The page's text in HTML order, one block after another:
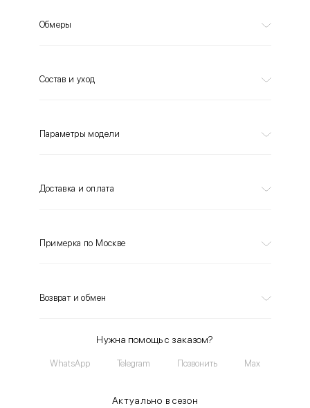
Обмеры
Состав и уход
Параметры модели
Доставка и оплата
Примерка по Москве
Возврат и обмен
Нужна помощь с заказом?
WhatsApp Telegram Позвонить Max
Актуально в сезон